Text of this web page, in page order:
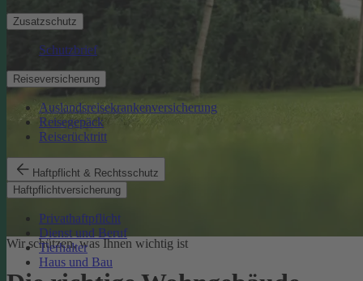
Zusatzschutz
Schutzbrief
Reiseversicherung
Auslandsreisekrankenversicherung
Reisegepäck
Reiserücktritt
Haftpflicht & Rechtsschutz
Haftpflichtversicherung
Privathaftpflicht
Dienst und Beruf
Tierhalter
Haus und Bau
Wir schützen, was Ihnen wichtig ist